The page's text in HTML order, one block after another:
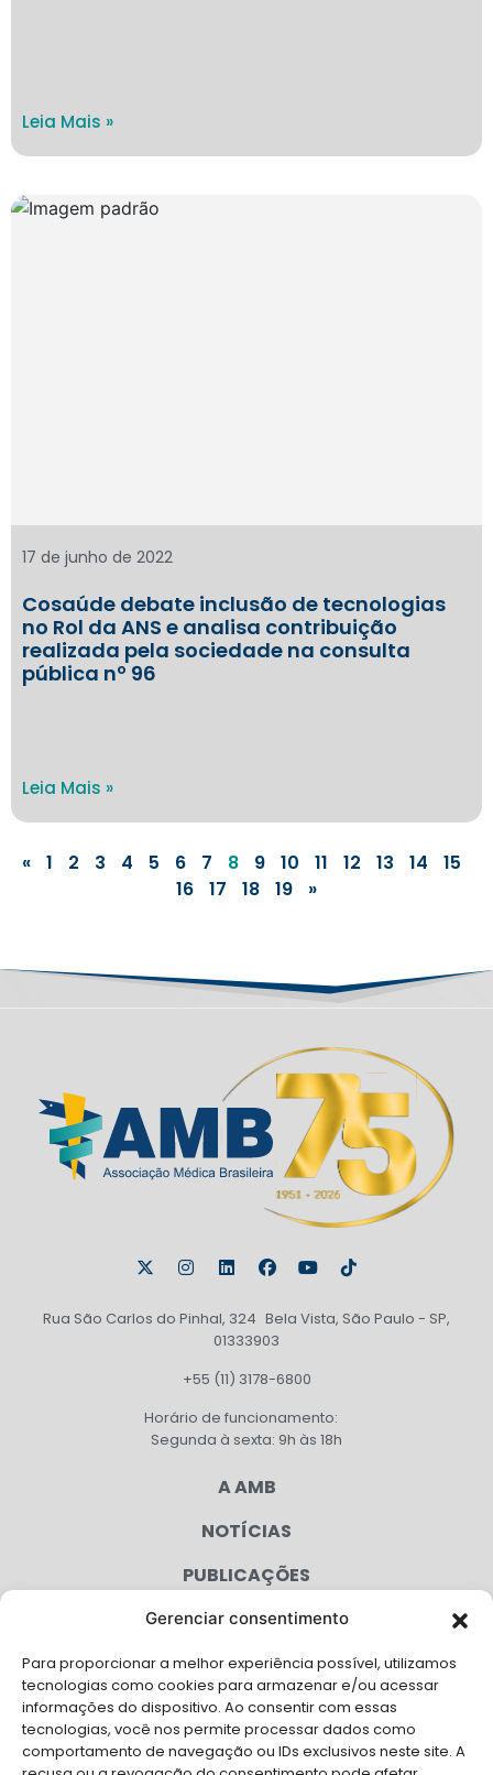
Gerenciar consentimento
Para proporcionar a melhor experiência possível, utilizamos
tecnologias como cookies para armazenar e/ou acessar
informações do dispositivo. Ao consentir com essas
tecnologias, você nos permite processar dados como
comportamento de navegação ou IDs exclusivos neste site. A
Leia Mais »
Cosaúde debate inclusão de tecnologias
no Rol da ANS e analisa contribuição
realizada pela sociedade na consulta
pública nº 96
17 de junho de 2022
Leia Mais »
« 1 2 3 4 5 6 7 8 9 10 11 12 13 14
15
16
17 18 19 »
Rua São Carlos do Pinhal, 324 Bela Vista, São Paulo - SP,
01333903
+55 (11) 3178-6800
Horário de funcionamento:
Segunda à sexta: 9h às 18h
A AMB
NOTÍCIAS
PUBLICAÇÕES
CONGRESSO
AGENDA
CAMPANHAS
SERVIÇOS